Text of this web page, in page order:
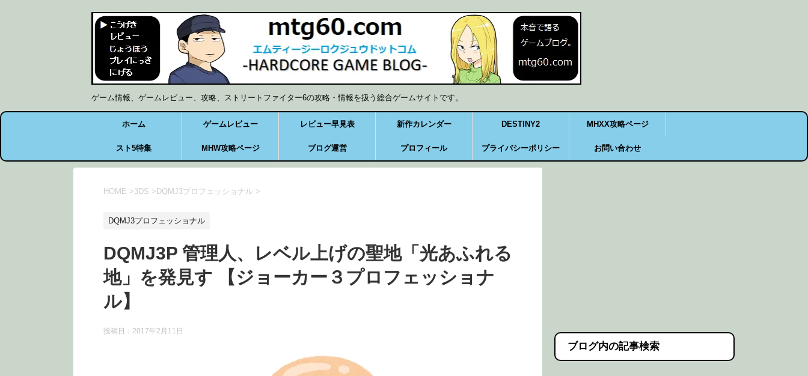
ゲーム情報、ゲームレビュー、攻略、ストリートファイター6の攻略・情報を扱う総合ゲームサイトです。
ホーム ゲームレビュー レビュー早見表 新作カレンダー DESTINY2 MHXX攻略ページ
スト5特集 MHW攻略ページ ブログ運営 プロフィール プライバシーポリシー お問い合わせ
HOME >3DS > DQMJ3プロフェッショナル >
DQMJ3プロフェッショナル
DQMJ3P 管理人、レベル上げの聖地「光あふれる
地」を発見す 【ジョーカー３プロフェッショナ
ル】
投稿日：2017年2月11日
ブログ内の記事検索